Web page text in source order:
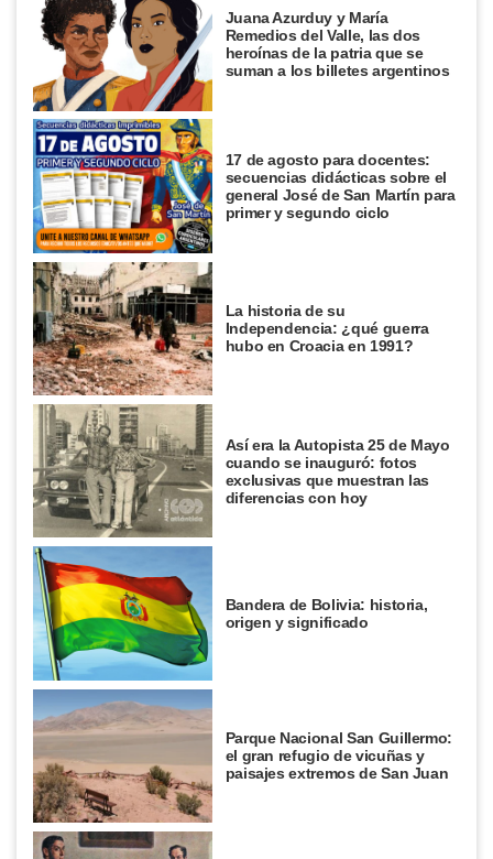
Juana Azurduy y María
Remedios del Valle, las dos
heroínas de la patria que se
suman a los billetes argentinos
17 de agosto para docentes:
secuencias didácticas sobre el
general José de San Martín para
primer y segundo ciclo
La historia de su
Independencia: ¿qué guerra
hubo en Croacia en 1991?
Así era la Autopista 25 de Mayo
cuando se inauguró: fotos
exclusivas que muestran las
diferencias con hoy
Bandera de Bolivia: historia,
origen y significado
Parque Nacional San Guillermo:
el gran refugio de vicuñas y
paisajes extremos de San Juan